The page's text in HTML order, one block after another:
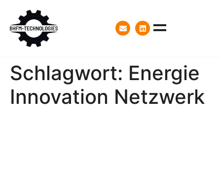
Schlagwort: Energie
Innovation Netzwerk